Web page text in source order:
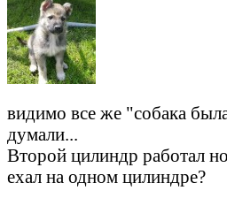
видимо все же "собака
думали...
Второй цилиндр работал
ехал на одном цилиндре?